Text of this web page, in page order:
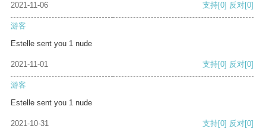
2021-11-06 支持[0] 反对[0]
游客
Estelle sent you 1 nude
2021-11-01 支持[0] 反对[0]
游客
Estelle sent you 1 nude
2021-10-31 支持[0] 反对[0]